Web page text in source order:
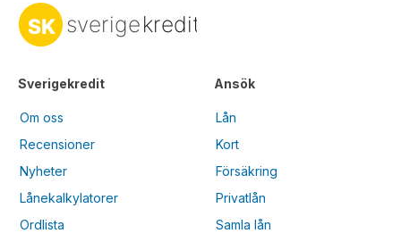
Sverigekredit
Om oss
Recensioner
Nyheter
Lånekalkylatorer
Ordlista
Ansök
Lån
Kort
Försäkring
Privatlån
Samla lån